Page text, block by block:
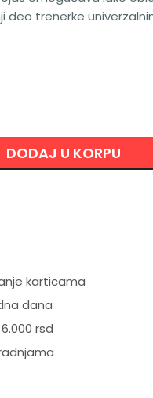
deo trenerke
DODAJ U KORPU
karticama
dana
rsd